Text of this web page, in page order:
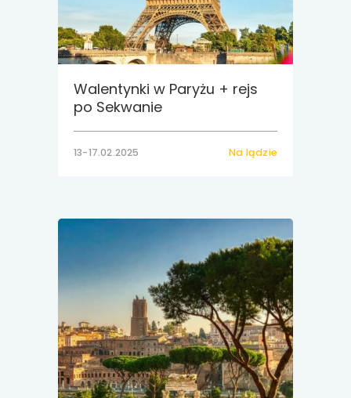
Walentynki w Paryżu + rejs
po Sekwanie
13-17.02.2025 Na lądzie